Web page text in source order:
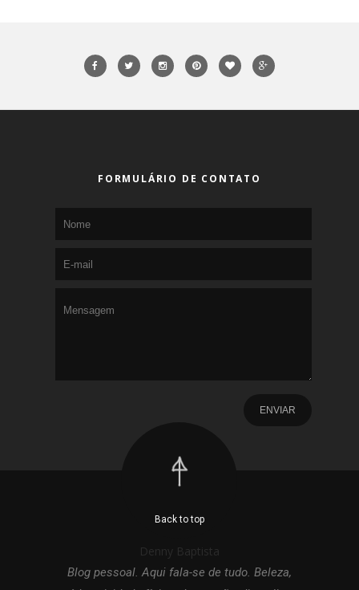
FORMULÁRIO DE CONTATO
Back to top
Denny Baptista
Blog pessoal. Aqui fala-se de tudo. Beleza,